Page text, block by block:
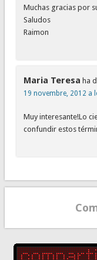
Muchas gracias por
Saludos
Raimon
Maria Teresa ha
19 novembre, 2012 a
Muy interesante!Lo
confundir estos